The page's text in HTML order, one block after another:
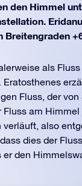
den Himmel
Breitengraden
als
Eratosthenes
Fluss, der
Fluss am
verläuft, also
dies der
den